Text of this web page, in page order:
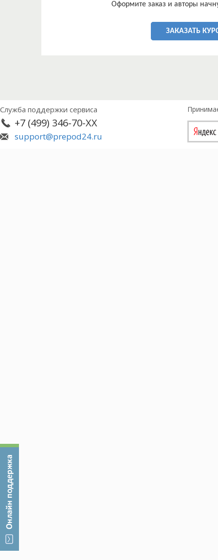
Оформите заказ и авторы
ЗАКАЗАТЬ
Служба поддержки сервиса
+7 (499) 346-70-XX
support@prepod24.ru